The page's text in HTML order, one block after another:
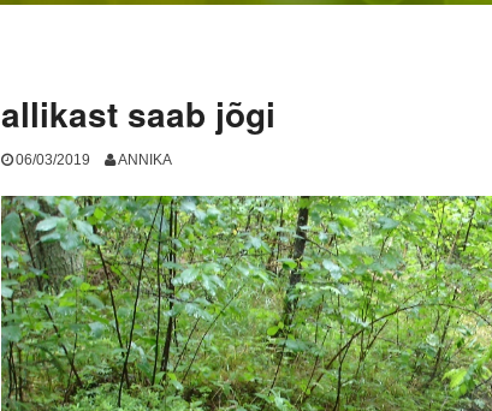
allikast saab jõgi
06/03/2019 ANNIKA